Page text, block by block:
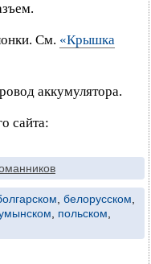
См. «Крышка
аккумулятора.
сайта:
белорусском
польском